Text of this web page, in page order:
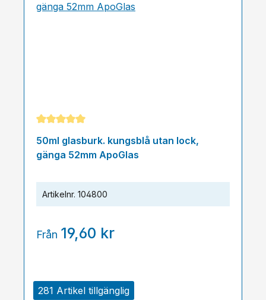
281 Artikel tillgänglig
Genomsnittligt betyg på 5 av 5 stjärnor
50ml glasburk. kungsblå utan lock,
gänga 52mm ApoGlas
Artikelnr. 104800
Från 19,60 kr